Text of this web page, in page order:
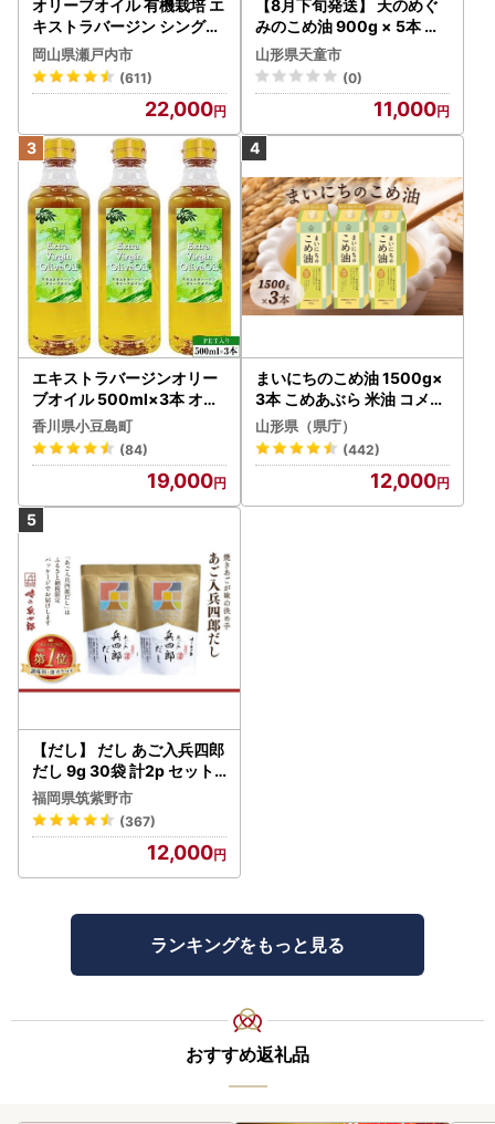
オリーブオイル 有機栽培 エ
キストラバージン シングル
2本 オリーブオイル
岡山県瀬戸内市
(611)
22,000
【8月下旬発送】 天のめぐ
みのこめ油 900g × 5本 米
油
山形県天童市
(0)
11,000
エキストラバージンオリー
ブオイル 500ml×3本 オリ
ーブオイル 食用油
香川県小豆島町
(84)
19,000
まいにちのこめ油 1500g×
3本 こめあぶら 米油 コメ油
揚げ物 炒め物 サラダ 山形
県 食用油 食用オイル 調理
油 油 食品 山形県 F2Y-173
山形県（県庁）
(442)
12,000
【だし】 だし あご入兵四郎
だし 9g 30袋 計2p セット
21760217
福岡県筑紫野市
(367)
12,000
ランキングをもっと見る
おすすめ返礼品